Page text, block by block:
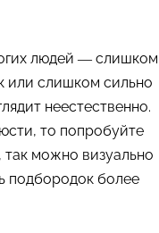
людей — слишком
или слишком сильно
неестественно.
то попробуйте
так можно визуально
подбородок более